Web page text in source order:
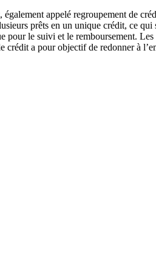
également appelé regroupement de
prêts en un unique crédit, ce
pour le suivi et le remboursement. Les
crédit a pour objectif de redonner à